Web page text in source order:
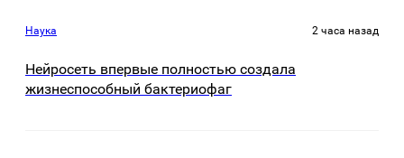
Наука 2 часа назад
Нейросеть впервые полностью создала
жизнеспособный бактериофаг